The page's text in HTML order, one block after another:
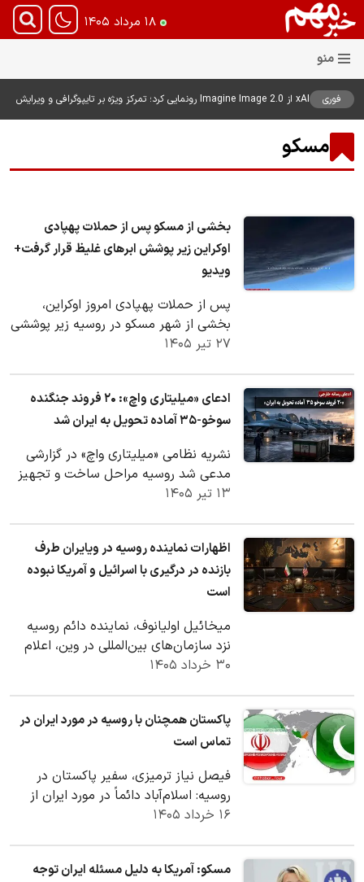
۱۸ مرداد ۱۴۰۵
فوری
xAI از Imagine Image 2.0 رونمایی کرد؛ تمرکز ویژه بر تایپوگرافی و ویرایش
مسکو
بخشی از مسکو پس از حملات پهپادی
اوکراین زیر پوشش ابرهای غلیظ قرار گرفت+
ویدیو
پس از حملات پهپادی امروز اوکراین،
بخشی از شهر مسکو در روسیه زیر پوششی
از ابرهای غلیظ، تیره و تقریباً بی‌حرکت
۲۷ تیر ۱۴۰۵
ادعای «میلیتاری واچ»: ۲۰ فروند جنگنده
سوخو-۳۵ آماده تحویل به ایران شد
نشریه نظامی «میلیتاری واچ» در گزارشی
مدعی شد روسیه مراحل ساخت و تجهیز
۱۳ تیر ۱۴۰۵
اظهارات نماینده روسیه در ویایران طرف
بازنده در درگیری با اسرائیل و آمریکا نبوده
است
میخائیل اولیانوف، نماینده دائم روسیه
نزد سازمان‌های بین‌المللی در وین، اعلام
کرد ایران در درگیری با اسرائیل و آمریکا…
۳۰ خرداد ۱۴۰۵
پاکستان همچنان با روسیه در مورد ایران در
تماس است
فیصل نیاز ترمیزی، سفیر پاکستان در
روسیه: اسلام‌آباد دائماً در مورد ایران از
جمله در چارچوب شورای امنیت سازمان
۱۶ خرداد ۱۴۰۵
مسکو: آمریکا به دلیل مسئله ایران توجه